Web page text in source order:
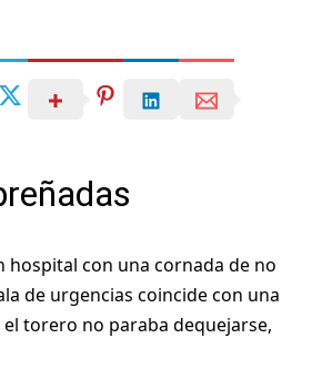
hospital con una cornada de no
de urgencias coincide con una
torero no paraba dequejarse,